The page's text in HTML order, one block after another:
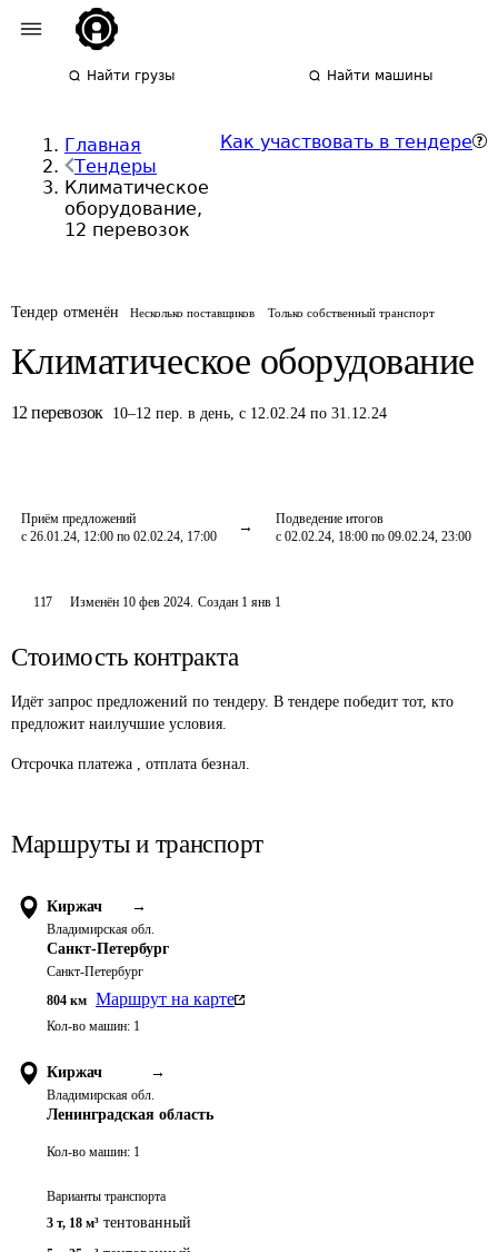
Найти грузы Найти машины
Главная
Тендеры
Климатическое
оборудование,
12 перевозок
Как участвовать в тендере
Тендер отменён Несколько поставщиков Только собственный транспорт
Климатическое оборудование
12 перевозок 10–12 пер. в день, с 12.02.24 по 31.12.24
Приём предложений
с 26.01.24, 12:00 по 02.02.24, 17:00
Подведение итогов
с 02.02.24, 18:00 по 09.02.24, 23:00
117 Изменён 10 фев 2024. Создан 1 янв 1
Стоимость контракта
Идёт запрос предложений по тендеру. В тендере победит тот, кто
предложит наилучшие условия.
Отсрочка платежа , отплата безнал.
Маршруты и транспорт
Киржач →
Владимирская обл.
Санкт-Петербург
Санкт-Петербург
804 км Маршрут на карте
Кол-во машин: 1
Киржач →
Владимирская обл.
Ленинградская область
Кол-во машин: 1
Варианты транспорта
3 т, 18 м³ тентованный